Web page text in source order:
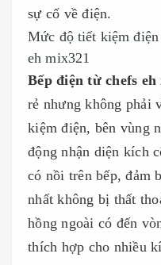
sự cố về điện.
Mức độ tiết kiệm điện
eh mix321
Bếp điện từ chefs eh
rẻ nhưng không phải
kiệm điện, bên vùng
động nhận diện kích
có nồi trên bếp, đảm
nhất không bị thất
hồng ngoài có đến
thích hợp cho nhiều